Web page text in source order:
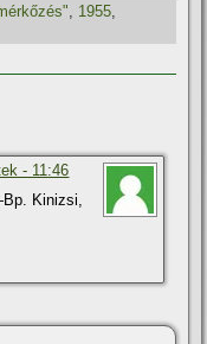
, 1955,
- 11:46
Kinizsi,